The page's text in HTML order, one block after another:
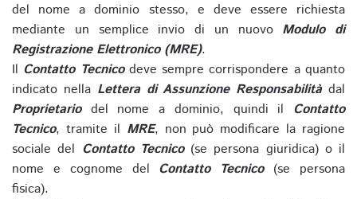
del nome a dominio stesso, e deve essere richiesta
mediante un semplice invio di un nuovo Modulo di
Registrazione Elettronico (MRE).
Il Contatto Tecnicodeve sempre corrispondere a quanto
indicato nella Lettera di Assunzione Responsabilitàdal
Proprietariodel nome a dominio, quindi il Contatto
Tecnico, tramite il MRE, non può modificare la ragione
sociale del Contatto Tecnico(se persona giuridica) o il
nome e cognome del Contatto Tecnico(se persona
fisica).